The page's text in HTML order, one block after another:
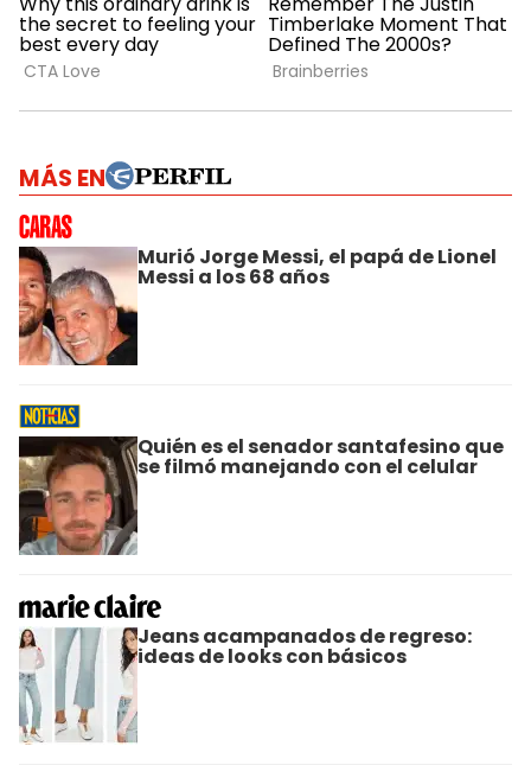
MÁS EN
Murió Jorge Messi, el papá de Lionel
Messi a los 68 años
Quién es el senador santafesino que
se filmó manejando con el celular
Jeans acampanados de regreso:
ideas de looks con básicos